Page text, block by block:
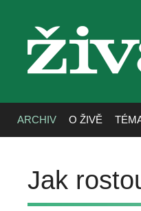
živa
ARCHIV O ŽIVĚ
Jak